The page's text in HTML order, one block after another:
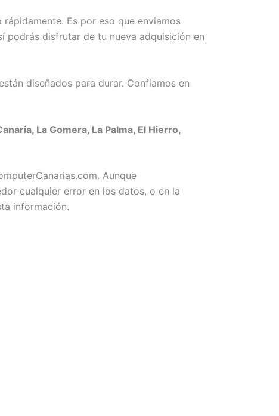
Es por eso que enviamos
podrás disfrutar de tu nueva adquisición en
diseñados para durar. Confiamos en
La Gomera, La Palma, El Hierro,
Aunque
cualquier error en los datos, o en la
información.